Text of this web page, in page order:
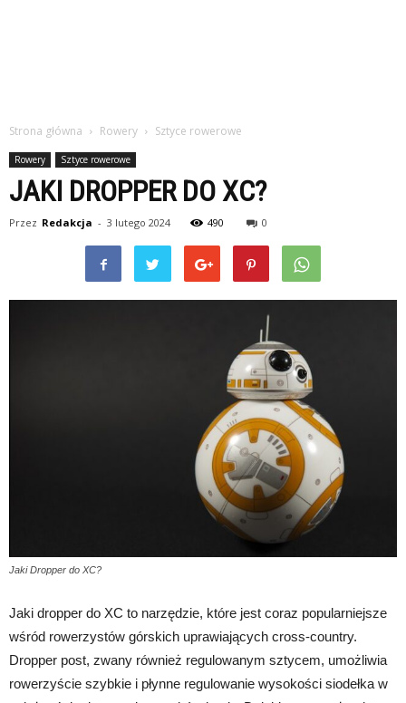
Strona główna Rowery Sztyce rowerowe
Rowery Sztyce rowerowe
JAKI DROPPER DO XC?
Przez Redakcja - 3 lutego 2024 490 0
Jaki Dropper do XC?
Jaki dropper do XC to narzędzie, które jest coraz popularniejsze
wśród rowerzystów górskich uprawiających cross-country.
Dropper post, zwany również regulowanym sztycem, umożliwia
rowerzyście szybkie i płynne regulowanie wysokości siodełka w